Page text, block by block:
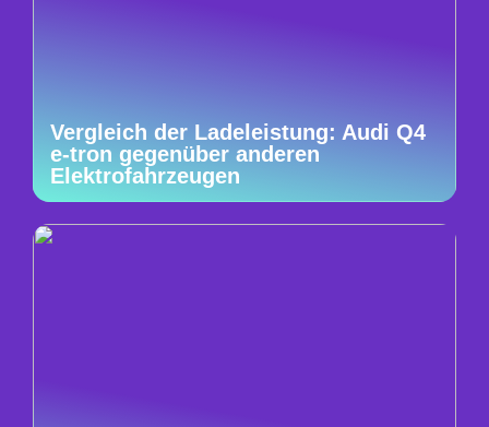
Vergleich der Ladeleistung: Audi Q4
e-tron gegenüber anderen
Elektrofahrzeugen